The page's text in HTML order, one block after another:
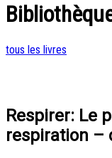
tous les livres
Respirer: Le
respiration –